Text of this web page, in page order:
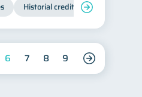
Historial crediticio
6 7 8 9